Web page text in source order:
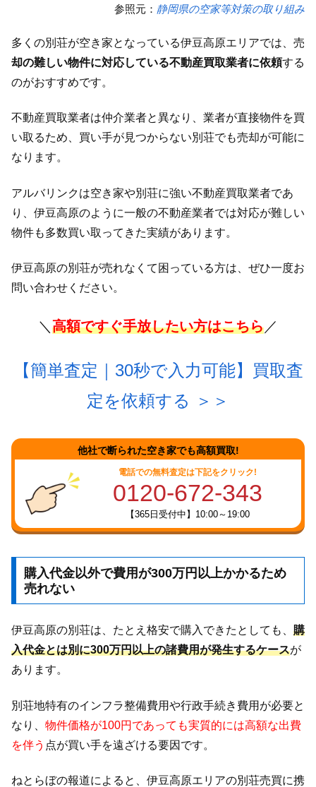
参照元： 静岡県の空家等対策の取り組み
多くの別荘が空き家となっている伊豆高原エリアでは、売
却の難しい物件に対応している不動産買取業者に依頼する
のがおすすめです。
不動産買取業者は仲介業者と異なり、業者が直接物件を買
い取るため、買い手が見つからない別荘でも売却が可能に
なります。
アルバリンクは空き家や別荘に強い不動産買取業者であ
り、伊豆高原のように一般の不動産業者では対応が難しい
物件も多数買い取ってきた実績があります。
伊豆高原の別荘が売れなくて困っている方は、ぜひ一度お
問い合わせください。
＼ 高額ですぐ手放したい方はこちら／
【簡単査定｜30秒で入力可能】買取査
定を依頼する
＞＞
他社で断られた空き家でも高額買取!
電話での無料査定は下記をクリック!
0120-672-343
【365日受付中】10:00～19:00
購入代金以外で費用が300万円以上かかるため
売れない
伊豆高原の別荘は、たとえ格安で購入できたとしても、 購
入代金とは別に300万円以上の諸費用が発生するケースが
あります。
別荘地特有のインフラ整備費用や行政手続き費用が必要と
なり、 物件価格が100円であっても実質的には高額な出費
を伴う 点が買い手を遠ざける要因です。
ねとらぼの報道によると、伊豆高原エリアの別荘売買に携